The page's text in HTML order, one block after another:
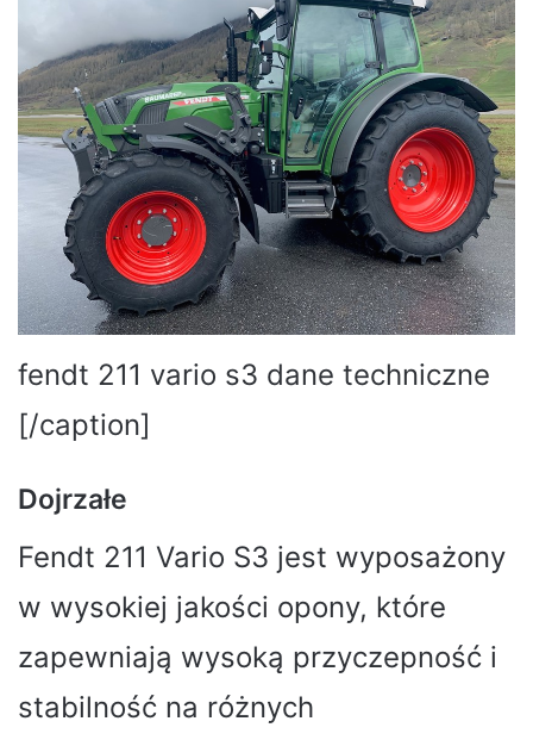
fendt 211 vario s3 dane techniczne
[/caption]
Dojrzałe
Fendt 211 Vario S3 jest wyposażony
w wysokiej jakości opony, które
zapewniają wysoką przyczepność i
stabilność na różnych